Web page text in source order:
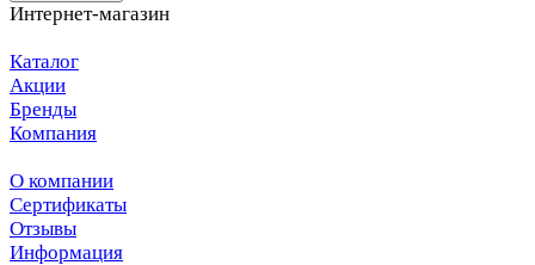
Интернет-магазин
Каталог
Акции
Бренды
Компания
О компании
Сертификаты
Отзывы
Информация